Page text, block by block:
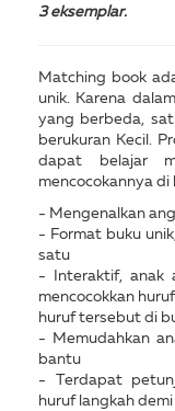
3 eksemplar.
Matching book
unik. Karena
yang berbeda,
berukuran Kecil.
dapat belajar
mencocokannya di
- Mengenalkan
- Format buku
satu
- Interaktif, anak
mencocokkan
huruf tersebut di
- Memudahkan
bantu
- Terdapat
huruf langkah